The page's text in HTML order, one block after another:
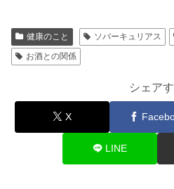
健康のこと ソバーキュリアス
お酒との関係
シェア
X
LINE